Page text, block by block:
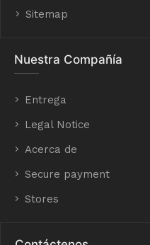
Sitemap
Nuestra Compañía
Entrega
Legal Notice
Acerca de
Secure payment
Stores